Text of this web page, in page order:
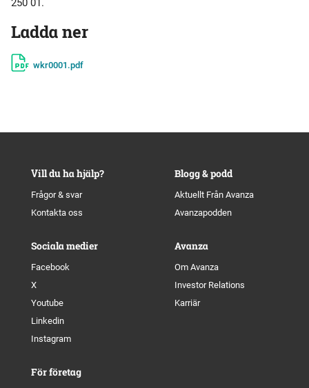
Ladda ner
wkr0001.pdf
Vill du ha hjälp?
Frågor & svar
Kontakta oss
Blogg & podd
Aktuellt Från Avanza
Avanzapodden
Sociala medier
Facebook
X
Youtube
Linkedin
Instagram
Avanza
Om Avanza
Investor Relations
Karriär
För företag